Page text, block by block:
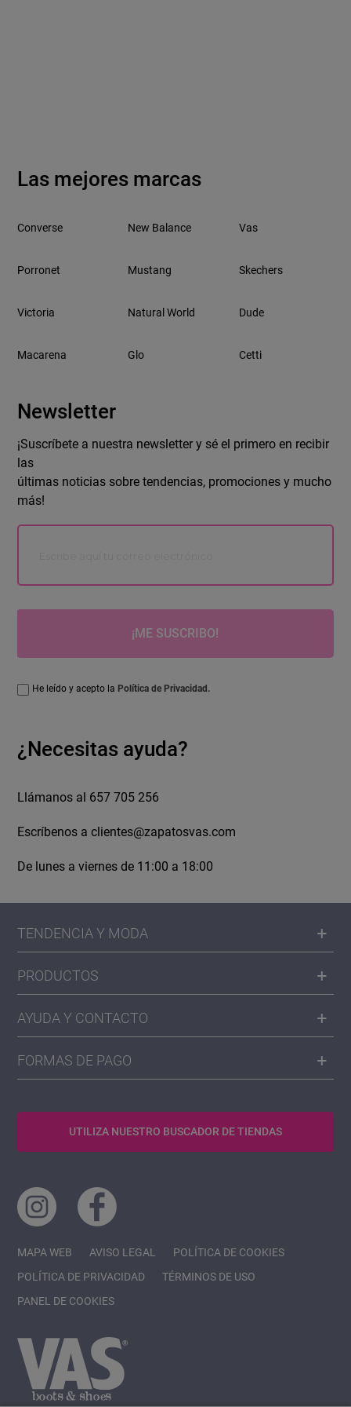
Las mejores marcas
Converse New Balance Vas
Porronet Mustang Skechers
Victoria Natural World Dude
Macarena Glo Cetti
Newsletter
¡Suscríbete a nuestra newsletter y sé el primero en recibir
las
últimas noticias sobre tendencias, promociones y mucho
más!
¡ME SUSCRIBO!
He leído y acepto la Política de Privacidad.
¿Necesitas ayuda?
Llámanos al 657 705 256
Escríbenos aclientes@zapatosvas.com
De lunes a viernes de 11:00 a 18:00
TENDENCIA Y MODA
PRODUCTOS
AYUDA Y CONTACTO
FORMAS DE PAGO
UTILIZA NUESTRO BUSCADOR DE TIENDAS
MAPA WEB AVISO LEGAL
POLÍTICA DE COOKIES
POLÍTICA DE PRIVACIDAD
TÉRMINOS DE USO
PANEL DE COOKIES